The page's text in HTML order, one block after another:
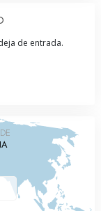
de entrada.